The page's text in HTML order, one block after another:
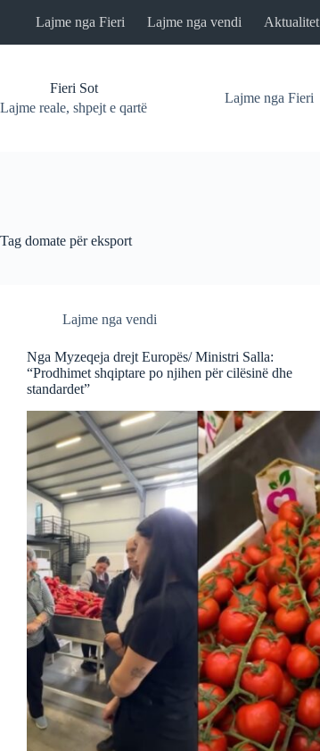
Lajme nga Fieri Lajme nga vendi Aktualitet
Fieri Sot
Lajme reale, shpejt e qartë
Lajme nga Fieri
Tag domate për eksport
Lajme nga vendi
Nga Myzeqeja drejt Europës/ Ministri Salla:
“Prodhimet shqiptare po njihen për cilësinë dhe
standardet”